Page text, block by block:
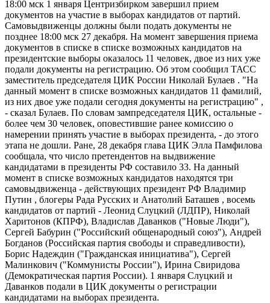
18:00 мск 1 января Центризбирком завершил прием
документов на участие в выборах кандидатов от партий.
Самовыдвиженцы должны были подать документы не
позднее 18:00 мск 27 декабря. На момент завершения приема
документов в списке в списке возможных кандидатов на
президентские выборы оказалось 11 человек, двое из них уже
подали документы на регистрацию. Об этом сообщил ТАСС
заместитель председателя ЦИК России Николай Булаев . "На
данный момент в списке возможных кандидатов 11 фамилий,
из них двое уже подали сегодня документы на регистрацию" ,
- сказал Булаев. По словам зампредседателя ЦИК, остальные -
более чем 30 человек, оповестившие ранее комиссию о
намерении принять участие в выборах президента, - до этого
этапа не дошли. Ране, 28 декабря глава ЦИК Элла Памфилова
сообщала, что число претендентов на выдвижение
кандидатами в президенты РФ составило 33. На данный
момент в списке возможных кандидатов находятся три
самовыдвиженца - действующих президент РФ Владимир
Путин , блогеры Рада Русских и Анатолий Баташев , восемь
кандидатов от партий - Леонид Слуцкий (ЛДПР), Николай
Харитонов (КПРФ), Владислав Даванков ("Новые Люди"),
Сергей Бабурин ("Российский общенародный союз"), Андрей
Богданов (Российская партия свободы и справедливости),
Борис Надеждин ("Гражданская инициатива"), Сергей
Малинкович ("Коммунисты России"), Ирина Свиридова
(Демократическая партия России). 1 января Слуцкий и
Даванков подали в ЦИК документы о регистрации
кандидатами на выборах президента.